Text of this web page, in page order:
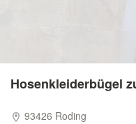
Hosenkleiderbügel
93426 Roding